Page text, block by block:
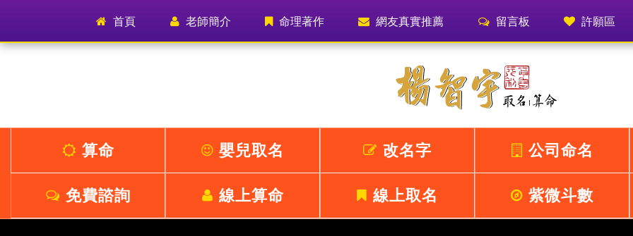
首頁 (current) 老師簡介 命理著作 網友真實推薦 留言板 許願區
算命 嬰兒取名 改名字 公司命名
免費諮詢 線上算命 線上取名 紫微斗數